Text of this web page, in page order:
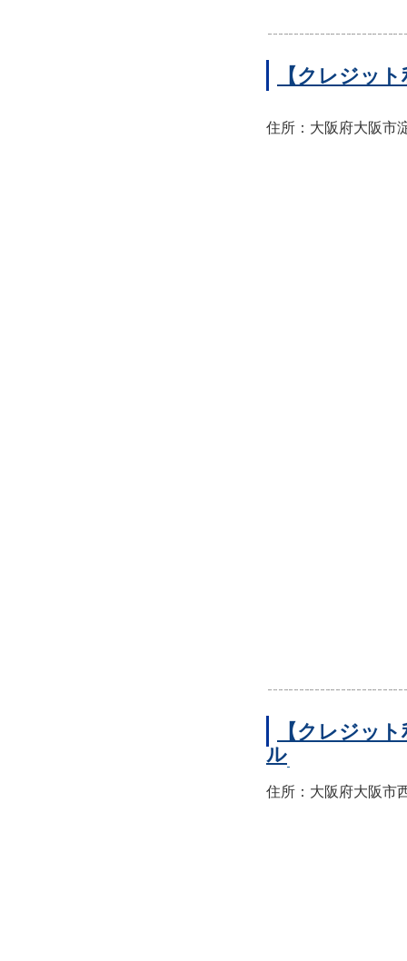
【クレジッ
住所：大阪府大阪市
【クレジッ
ル
住所：大阪府大阪市